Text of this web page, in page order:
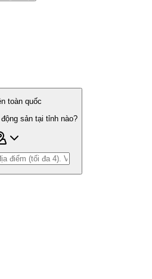
toàn quốc
sản tại tỉnh nào?